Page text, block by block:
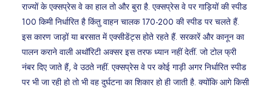
राज्यों के एक्सप्रेस वे का हाल तो और बुरा है. एक्सप्रेस वे पर गाड़ियों की स्पीड
100 किमी निर्धारित है किंतु वाहन चालक 170-200 की स्पीड पर चलते हैं.
इस कारण जाड़ों या बरसात में एक्सीडेंट्स होते रहते हैं. सरकारें और कानून का
पालन कराने वाली अथॉरिटी अक्सर इस तरफ ध्यान नहीं देतीं. जो टोल फ्री
नंबर दिए जाते हैं, वे उठते नहीं. एक्सप्रेस वे पर कोई गाड़ी अगर निर्धारित स्पीड
पर भी जा रही हो तो भी वह दुर्घटना का शिकार हो ही जाती है. क्योंकि आगे किसी